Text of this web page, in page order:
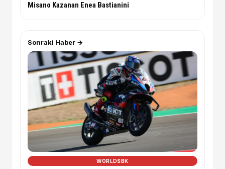
Misano Kazanan Enea Bastianini
Sonraki Haber →
WORLDSBK